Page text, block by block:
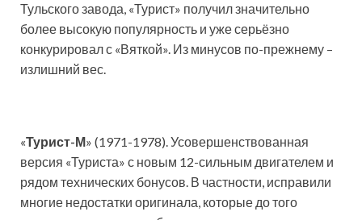
Тульского завода, «Турист» получил значительно
более высокую популярность и уже серьёзно
конкурировал с «Вяткой». Из минусов по-прежнему –
излишний вес.
«Турист-М» (1971-1978). Усовершенствованная
версия «Туриста» с новым 12-сильным двигателем и
рядом технических бонусов. В частности, исправили
многие недостатки оригинала, которые до того